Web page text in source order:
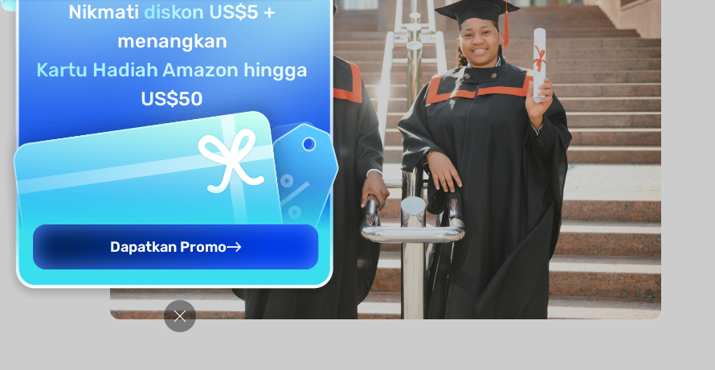
Nikmati diskon US$5 +
menangkan
Kartu Hadiah Amazon hingga
US$50
Dapatkan Promo